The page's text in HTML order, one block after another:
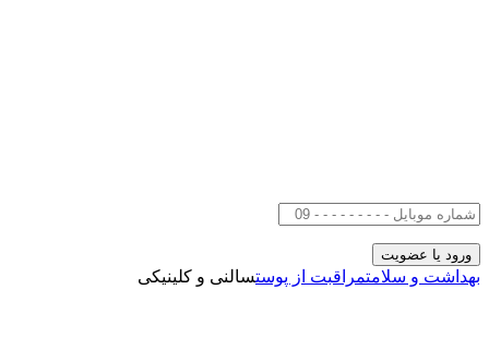
بهداشت و سلامتمراقبت از پوستسالنی و کلینیکی